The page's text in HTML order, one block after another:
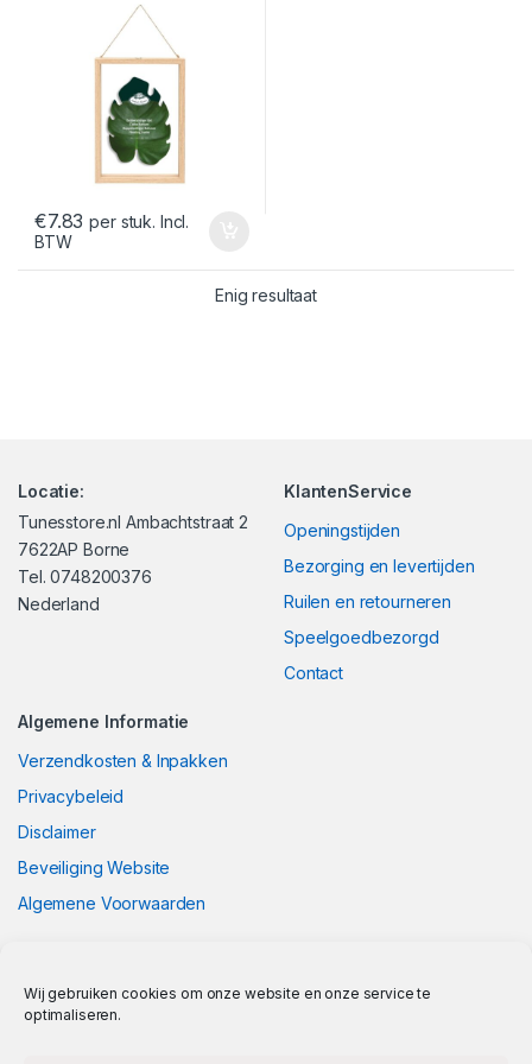
Wij gebruiken cookies om onze website en onze service te
optimaliseren.
€7.83 per stuk. Incl.
BTW
Enig resultaat
Locatie:
Tunesstore.nl Ambachtstraat 2
7622AP Borne
Tel. 0748200376
Nederland
KlantenService
Openingstijden
Bezorging en levertijden
Ruilen en retourneren
Speelgoedbezorgd
Contact
Algemene Informatie
Verzendkosten & Inpakken
Privacybeleid
Disclaimer
Beveiliging Website
Algemene Voorwaarden